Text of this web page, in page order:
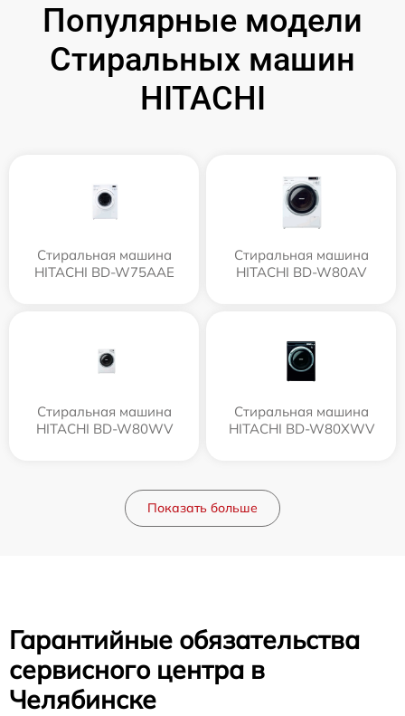
Популярные модели
Стиральных машин
HITACHI
Стиральная машина
HITACHI BD-W75AAE
Стиральная машина
HITACHI BD-W80AV
Стиральная машина
HITACHI BD-W80WV
Стиральная машина
HITACHI BD-W80XWV
Показать больше
Гарантийные обязательства
сервисного центра в
Челябинске